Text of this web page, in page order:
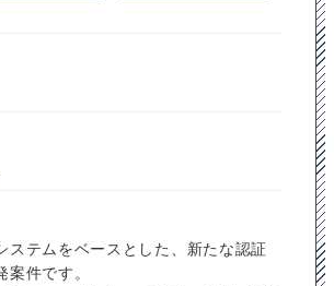
ステムをベースとした、新たな認証
件です。